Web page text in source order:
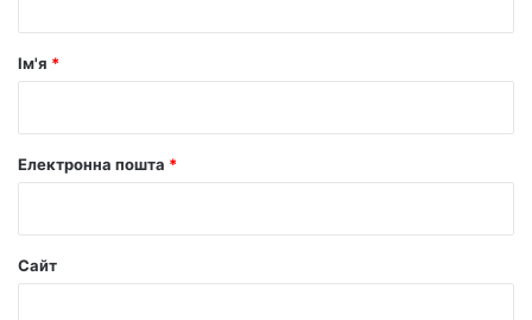
р
Ім'я *
Електронна пошта *
Сайт